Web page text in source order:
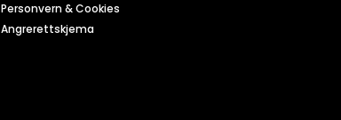
Personvern & Cookies
Angrerettskjema